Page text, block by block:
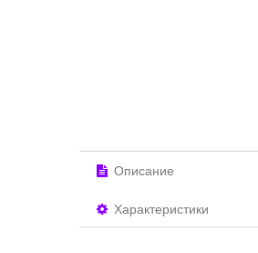
Описание
Характеристики